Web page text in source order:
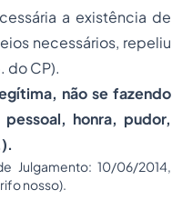
a existência de
necessários, repeliu
do CP).
não se fazendo
honra, pudor,
Julgamento: 10/06/2014,
nosso).